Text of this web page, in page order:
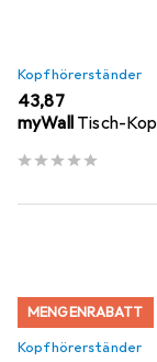
Kopfhörerständer
EUR
43,87
myWall Tisch-
MENGENRABATT
Kopfhörerständer